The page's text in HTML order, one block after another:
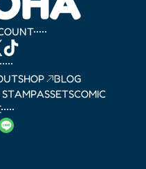
SHOP
BLOG
ASSETSCOMIC